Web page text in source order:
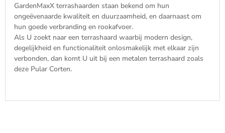
GardenMaxX terrashaarden staan bekend om hun
ongeëvenaarde kwaliteit en duurzaamheid, en daarnaast om
hun goede verbranding en rookafvoer.
Als U zoekt naar een terrashaard waarbij modern design,
degelijkheid en functionaliteit onlosmakelijk met elkaar zijn
verbonden, dan komt U uit bij een metalen terrashaard zoals
deze Pular Corten.